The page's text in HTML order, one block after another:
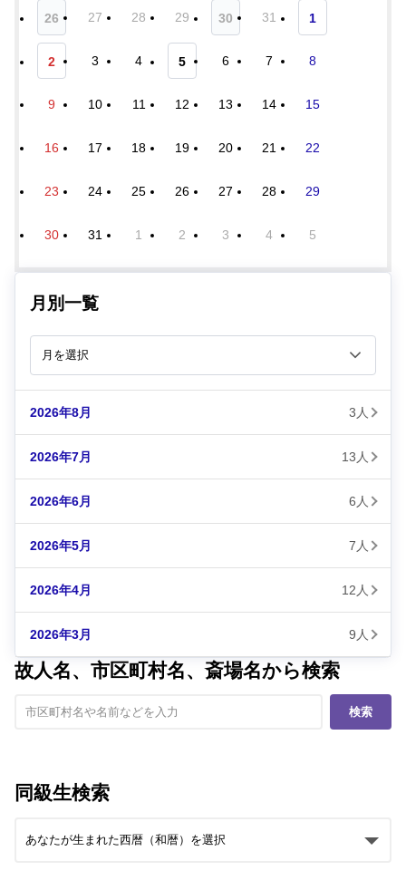
26 27 28 29 30 31 1
2 3 4 5 6 7 8
9 10 11 12 13 14 15
16 17 18 19 20 21 22
23 24 25 26 27 28 29
30 31 1 2 3 4 5
月別一覧
2026年8月 3人
2026年7月 13人
2026年6月 6人
2026年5月 7人
2026年4月 12人
2026年3月 9人
故人名、市区町村名、斎場名から検索
検索
同級生検索